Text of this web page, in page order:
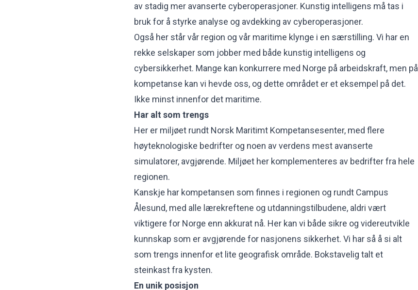
av stadig mer avanserte cyberoperasjoner. Kunstig intelligens må tas i
bruk for å styrke analyse og avdekking av cyberoperasjoner.
Også her står vår region og vår maritime klynge i en særstilling. Vi har en
rekke selskaper som jobber med både kunstig intelligens og
cybersikkerhet. Mange kan konkurrere med Norge på arbeidskraft, men på
kompetanse kan vi hevde oss, og dette området er et eksempel på det.
Ikke minst innenfor det maritime.
Har alt som trengs
Her er miljøet rundt Norsk Maritimt Kompetansesenter, med flere
høyteknologiske bedrifter og noen av verdens mest avanserte
simulatorer, avgjørende. Miljøet her komplementeres av bedrifter fra hele
regionen.
Kanskje har kompetansen som finnes i regionen og rundt Campus
Ålesund, med alle lærekreftene og utdanningstilbudene, aldri vært
viktigere for Norge enn akkurat nå. Her kan vi både sikre og videreutvikle
kunnskap som er avgjørende for nasjonens sikkerhet. Vi har så å si alt
som trengs innenfor et lite geografisk område. Bokstavelig talt et
steinkast fra kysten.
En unik posisjon